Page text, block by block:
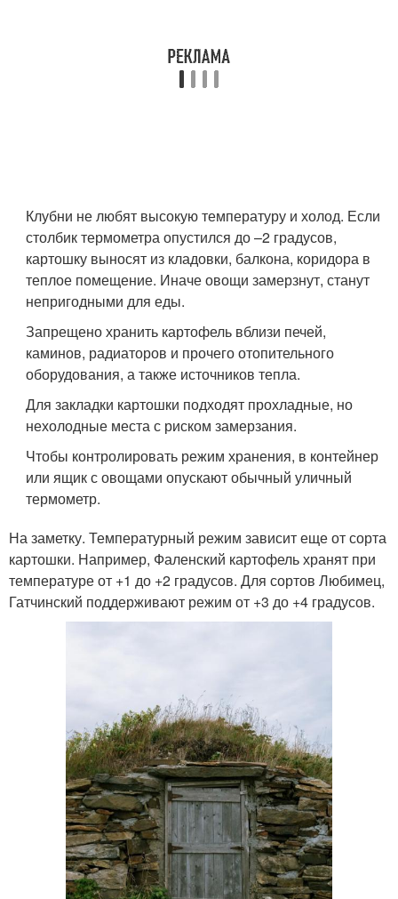
Клубни не любят высокую температуру и холод. Если
столбик термометра опустился до –2 градусов,
картошку выносят из кладовки, балкона, коридора в
теплое помещение. Иначе овощи замерзнут, станут
непригодными для еды.
Запрещено хранить картофель вблизи печей,
каминов, радиаторов и прочего отопительного
оборудования, а также источников тепла.
Для закладки картошки подходят прохладные, но
нехолодные места с риском замерзания.
Чтобы контролировать режим хранения, в контейнер
или ящик с овощами опускают обычный уличный
термометр.
На заметку. Температурный режим зависит еще от сорта
картошки. Например, Фаленский картофель хранят при
температуре от +1 до +2 градусов. Для сортов Любимец,
Гатчинский поддерживают режим от +3 до +4 градусов.